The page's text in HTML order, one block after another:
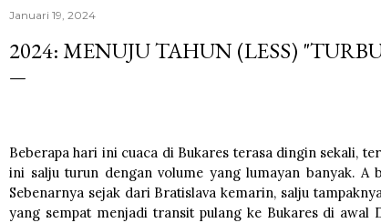
Januari 19, 2024
2024: MENUJU TAHUN (LESS)
Beberapa hari ini cuaca di Bukares terasa dingin sekali,
ini salju turun dengan volume yang lumayan banyak. A
Sebenarnya sejak dari Bratislava kemarin, salju
yang sempat menjadi transit pulang ke Bukares di